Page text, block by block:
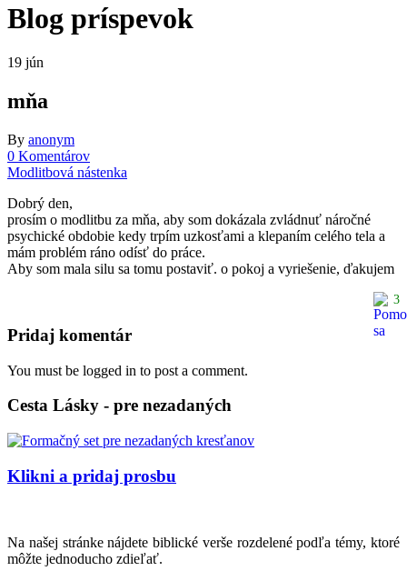
Blog príspevok
19 jún
mňa
By anonym
0 Komentárov
Modlitbová nástenka
Dobrý den,
prosím o modlitbu za mňa, aby som dokázala zvládnuť náročné
psychické obdobie kedy trpím uzkosťami a klepaním celého tela a
mám problém ráno odísť do práce.
Aby som mala silu sa tomu postaviť. o pokoj a vyriešenie, ďakujem
3
Pridaj komentár
You must be logged in to post a comment.
Cesta Lásky - pre nezadaných
Klikni a pridaj prosbu
Na našej stránke nájdete biblické verše rozdelené podľa témy, ktoré
môžte jednoducho zdieľať.